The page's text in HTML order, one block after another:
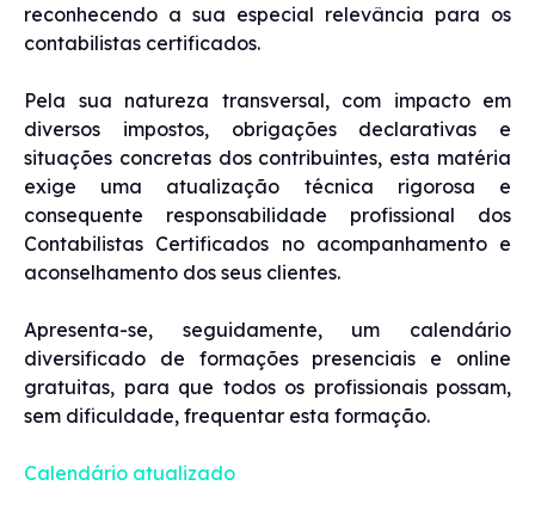
reconhecendo a sua especial relevância para os
contabilistas certificados.
Pela sua natureza transversal, com impacto em
diversos impostos, obrigações declarativas e
situações concretas dos contribuintes, esta matéria
exige uma atualização técnica rigorosa e
consequente responsabilidade profissional dos
Contabilistas Certificados no acompanhamento e
aconselhamento dos seus clientes.
Apresenta-se, seguidamente, um calendário
diversificado de formações presenciais e online
gratuitas, para que todos os profissionais possam,
sem dificuldade, frequentar esta formação.
Calendário atualizado